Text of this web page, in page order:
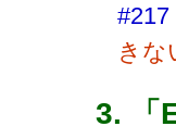
#217
きな
3. 「